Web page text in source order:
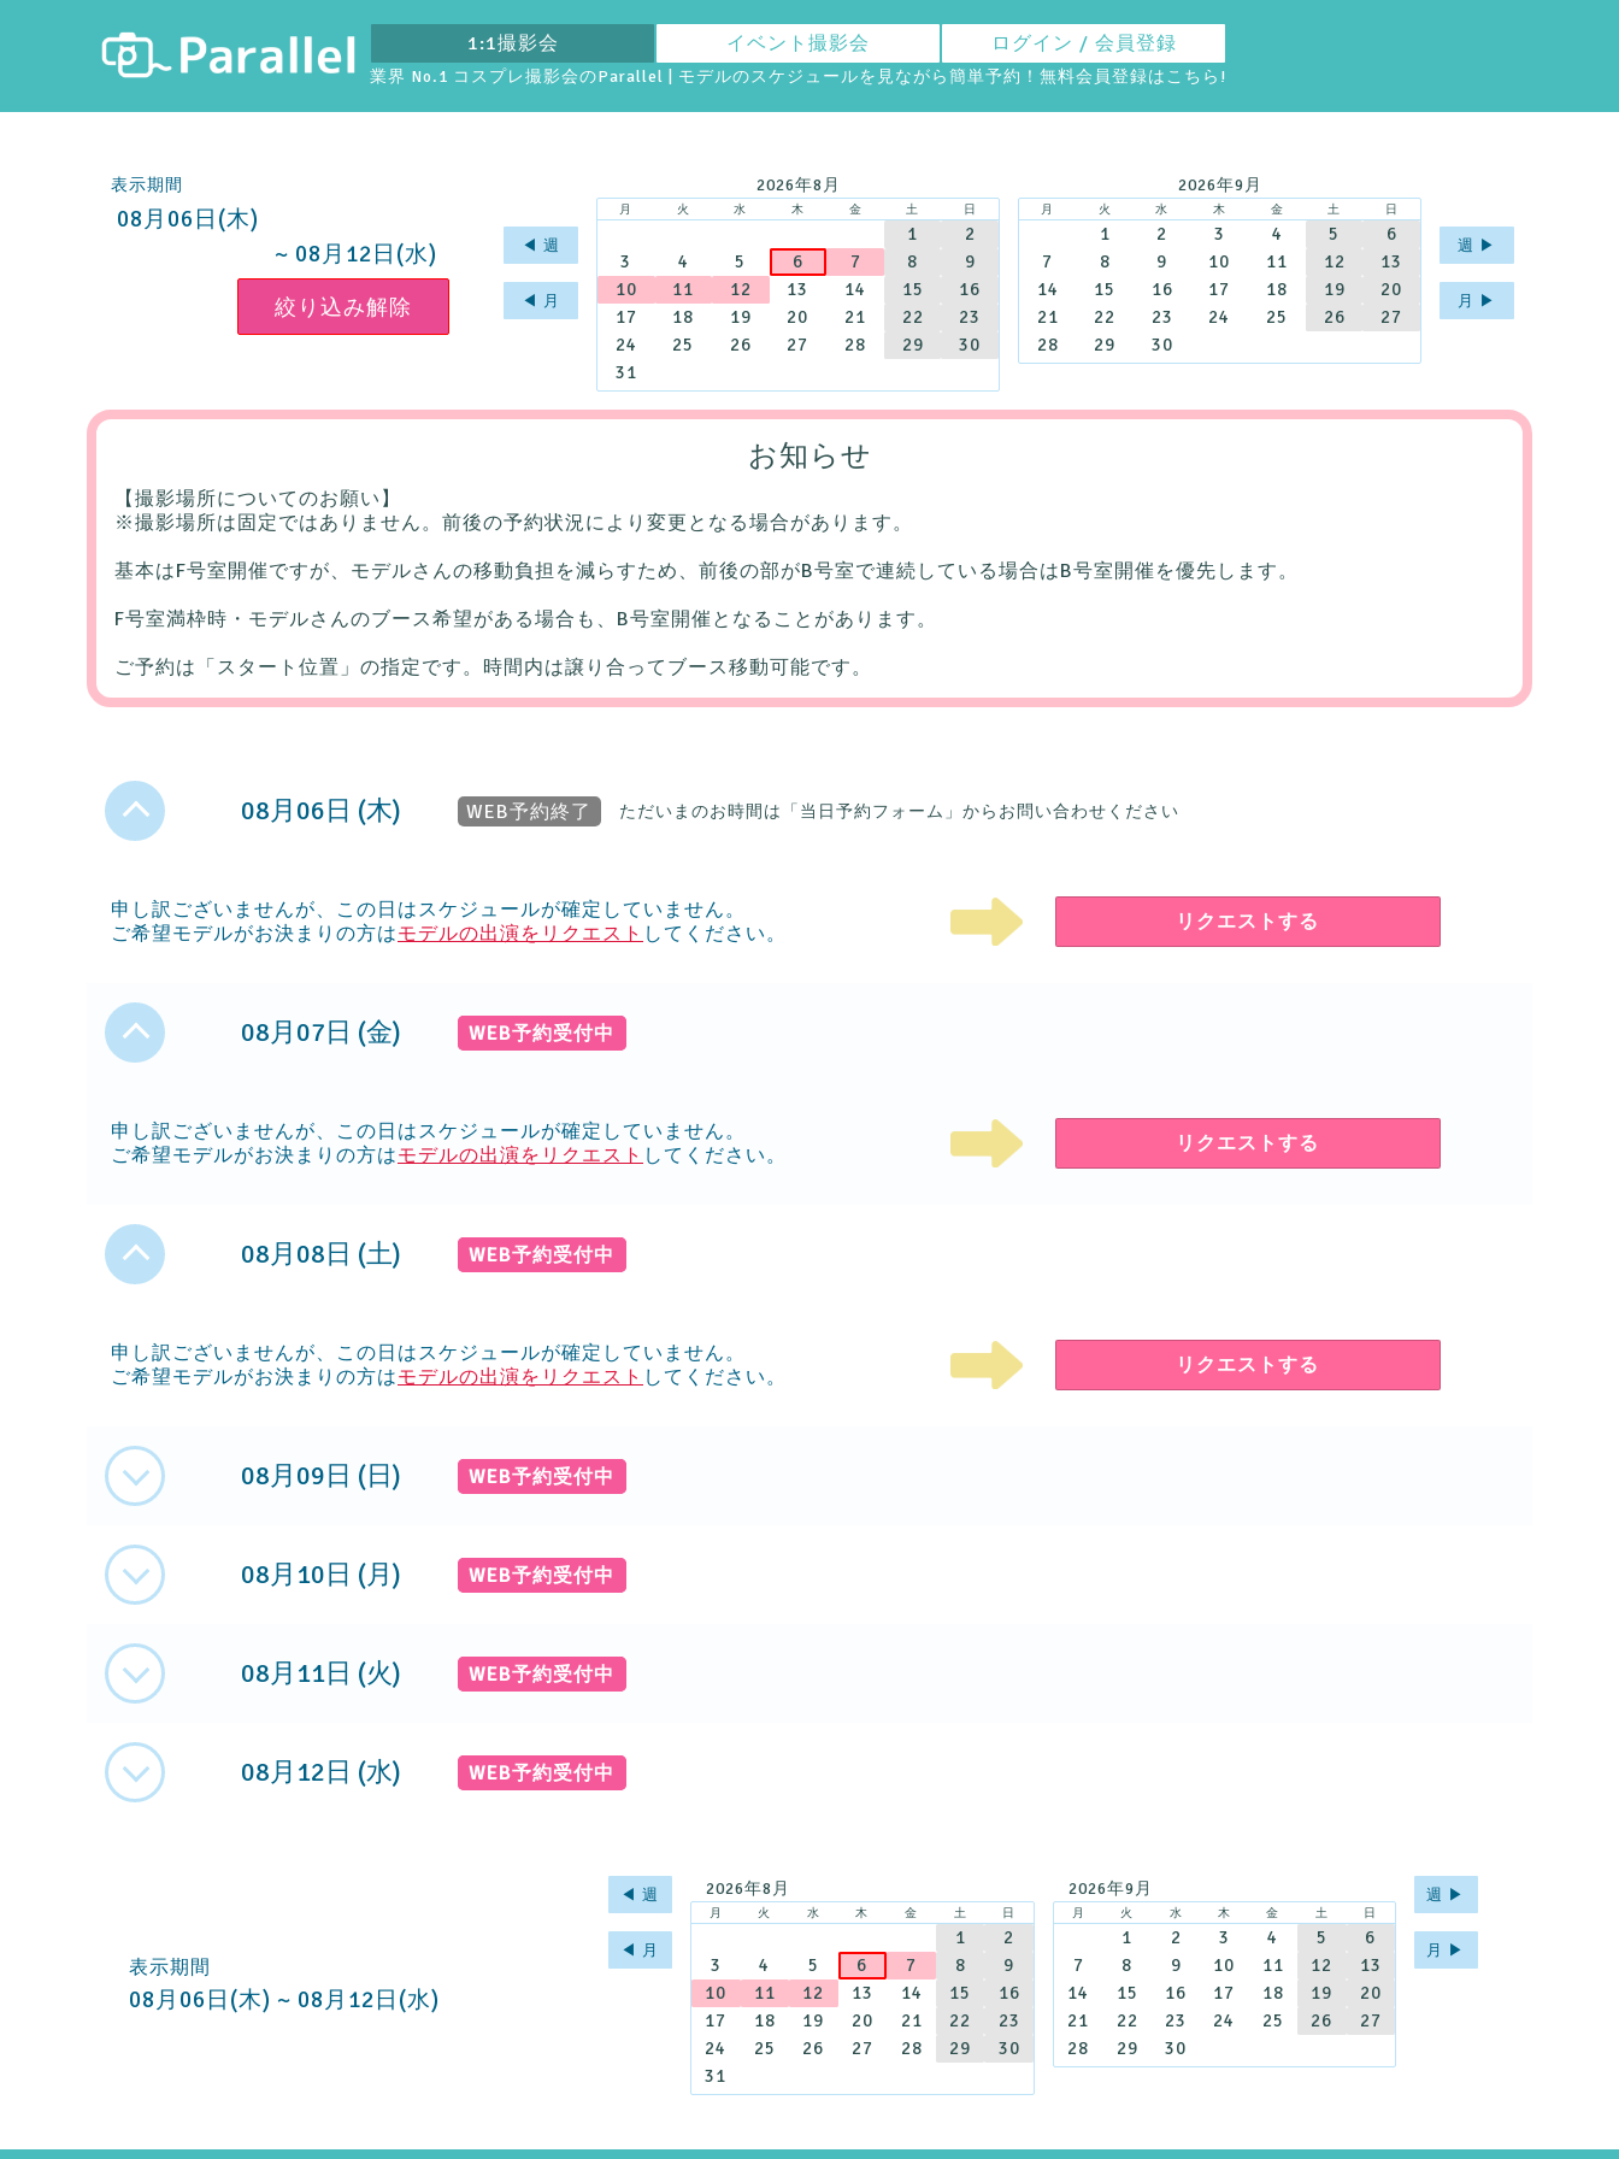
1:1撮影会 イベント撮影会 ログイン / 会員登録
業界 No.1 コスプレ撮影会のParallel | モデルのスケジュールを見ながら簡単予約！無料会員登録はこちら !
表示期間
08月06日(木)
~ 08月12日(水)
◀︎ 週
◀︎ 月
2026年8月
月 火 水 木 金 土 日
1
2
3
4 5 6 7 8
9
10
11 12 13 14 15
16
17
18 19 20 21 22
23
24
25 26 27 28 29
30
31
2026年9月
月 火 水 木 金 土 日
1 2 3 4 5
6
7
8 9 10 11 12
13
14
15 16 17 18 19
20
21
22 23 24 25 26
27
28
29 30
週 ▶︎
月 ▶︎
お知らせ
【撮影場所についてのお願い】
※撮影場所は固定ではありません。前後の予約状況により変更となる場合があります。
基本はF号室開催ですが、モデルさんの移動負担を減らすため、前後の部がB号室で連続している場合はB号室開催を優先します。
F号室満枠時・モデルさんのブース希望がある場合も、B号室開催となることがあります。
ご予約は「スタート位置」の指定です。時間内は譲り合ってブース移動可能です。
08月06日 (木) WEB予約終了 ただいまのお時間は「当日予約フォーム」からお問い合わせください
申し訳ございませんが、この日はスケジュールが確定していません。
ご希望モデルがお決まりの方はモデルの出演をリクエスト してください。 リクエストする
08月07日 (金) WEB予約受付中
申し訳ございませんが、この日はスケジュールが確定していません。
ご希望モデルがお決まりの方はモデルの出演をリクエスト してください。 リクエストする
08月08日 (土) WEB予約受付中
申し訳ございませんが、この日はスケジュールが確定していません。
ご希望モデルがお決まりの方はモデルの出演をリクエスト してください。 リクエストする
08月09日 (日) WEB予約受付中
08月10日 (月) WEB予約受付中
08月11日 (火) WEB予約受付中
08月12日 (水) WEB予約受付中
表示期間
08月06日(木) ~ 08月12日(水)
◀︎ 週
◀︎ 月
2026年8月
月 火 水 木 金 土 日
1
2
3
4 5 6 7 8
9
10
11 12 13 14 15
16
17
18 19 20 21 22
23
24
25 26 27 28 29
30
31
2026年9月
月 火 水 木 金 土 日
1 2 3 4 5
6
7
8 9 10 11 12
13
14
15 16 17 18 19
20
21
22 23 24 25 26
27
28
29 30
週 ▶︎
月 ▶︎